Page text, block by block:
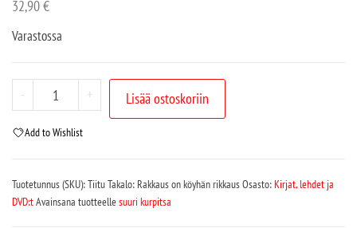
32,90€
Varastossa
- + Lisää ostoskoriin
Add to Wishlist
Tuotetunnus (SKU):Tiitu Takalo: Rakkaus on köyhän rikkausOsasto:Kirjat, lehdet ja
DVD:tAvainsana tuotteellesuuri kurpitsa